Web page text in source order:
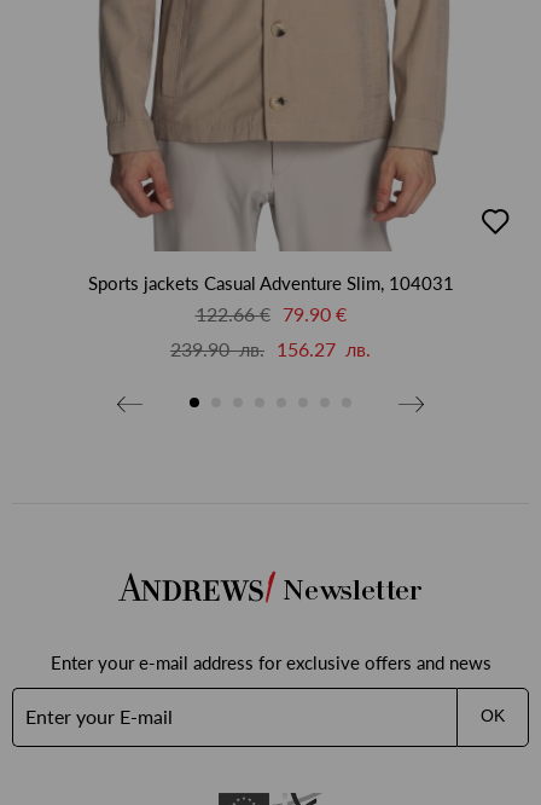
в
Sports jackets Casual Adventure Slim, 104031
122.66 €
79.90 €
239.90 лв. 156.27 лв.
Newsletter
Enter your e-mail address for exclusive offers and news
OK